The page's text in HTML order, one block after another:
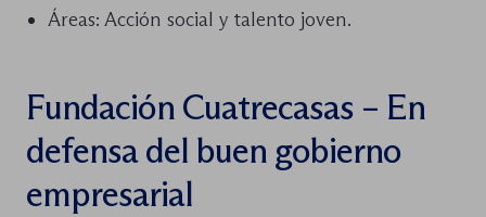
Áreas: Acción social y talento joven.
Fundación Cuatrecasas – En
defensa del buen gobierno
empresarial